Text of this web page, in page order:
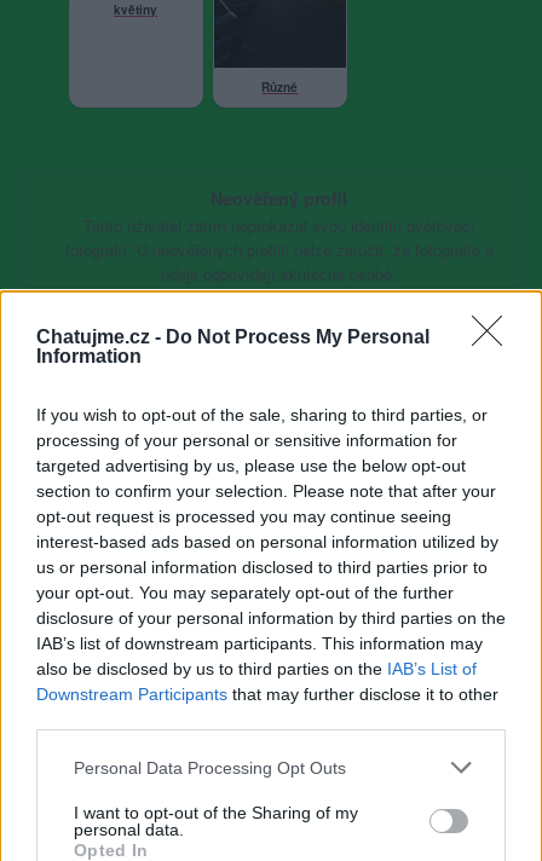
Chatujme.cz - Do Not Process My Personal
Information
If you wish to opt-out of the sale, sharing to third parties, or
processing of your personal or sensitive information for
targeted advertising by us, please use the below opt-out
section to confirm your selection. Please note that after your
opt-out request is processed you may continue seeing
interest-based ads based on personal information utilized by
us or personal information disclosed to third parties prior to
your opt-out. You may separately opt-out of the further
disclosure of your personal information by third parties on the
IAB’s list of downstream participants. This information may
also be disclosed by us to third parties on the IAB’s List of
Downstream Participants that may further disclose it to other
Personal Data Processing Opt Outs
I want to opt-out of the Sharing of my
personal data.
Opted In
květiny
Různé
Neověřený profil
Tento uživatel zatím neprokázal svou identitu ověřovací
fotografií. U neověřených profilů nelze zaručit, že fotografie a
údaje odpovídají skutečné osobě.
Věk: ??
Kontakt
Napsat uživateli vzkaz
Informace o profilu a chatu
Registrace od : 05.04.2014 05:30
Online: Není nikde online
Naposledy aktivní: 25.07.2026 10:01
Prochatováno: 0.02 hod.
Počet přátel: 0
Profil zobrazen: 736x
Líbí se:6
Oblibené místnosti: Žádné